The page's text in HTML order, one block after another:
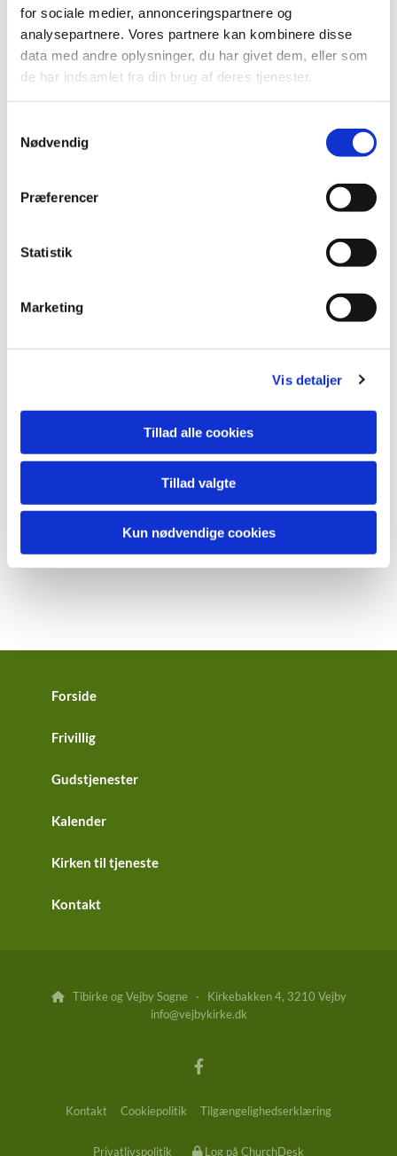
for sociale medier, annonceringspartnere og
analysepartnere. Vores partnere kan kombinere disse
data med andre oplysninger, du har givet dem, eller som
de har indsamlet fra din brug af deres tjenester.
Nødvendig
Præferencer
Statistik
Marketing
Vis detaljer
Tillad alle cookies
Tillad valgte
Kun nødvendige cookies
Så blive endelig hængende lidt og hils på præst,
personale og resten af menigheden.
Du vil måske også kunne
Forside
Frivillig
Gudstjenester
Kalender
Kirken til tjeneste
Kontakt
Tibirke og Vejby Sogne · Kirkebakken 4, 3210 Vejby
info@vejbykirke.dk
Kontakt Cookiepolitik Tilgængelighedserklæring
Privatlivspolitik Log på ChurchDesk